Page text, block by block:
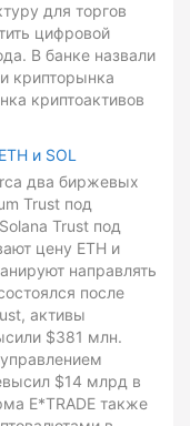
для торгов
цифровой
В банке назвали
крипторынка
криптоактивов
и SOL
два биржевых
Trust под
Trust под
цену ETH и
направлять
после
активы
$381 млн.
$14 млрд в
E*TRADE также